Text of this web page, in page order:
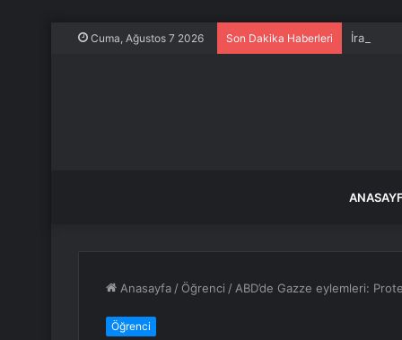
Cuma, Ağustos 7 2026 Son Dakika Haberleri İran
Anasayfa / Öğrenci / ABD’de Gazze eylemleri:
Öğrenci